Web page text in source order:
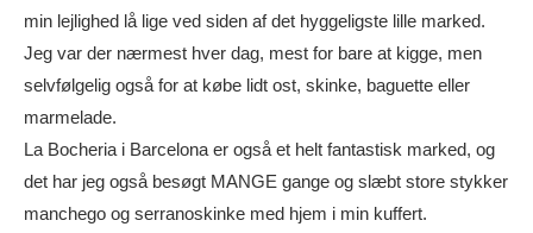
min lejlighed lå lige ved siden af det hyggeligste lille marked.
Jeg var der nærmest hver dag, mest for bare at kigge, men
selvfølgelig også for at købe lidt ost, skinke, baguette eller
marmelade.
La Bocheria i Barcelona er også et helt fantastisk marked, og
det har jeg også besøgt MANGE gange og slæbt store stykker
manchego og serranoskinke med hjem i min kuffert.